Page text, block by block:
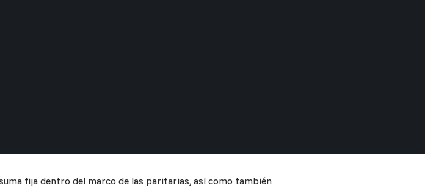
fija dentro del marco de las paritarias, así como también